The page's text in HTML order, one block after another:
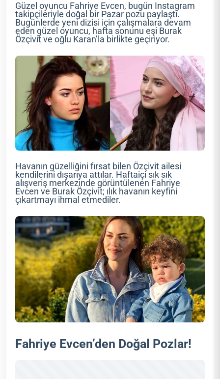
Güzel oyuncu Fahriye Evcen, bugün Instagram
takipçileriyle doğal bir Pazar pozu paylaştı.
Bugünlerde yeni dizisi için çalışmalara devam
eden güzel oyuncu, hafta sonunu eşi Burak
Özçivit ve oğlu Karan’la birlikte geçiriyor.
Havanın güzelliğini fırsat bilen Özçivit ailesi
kendilerini dışarıya attılar. Haftaiçi sık sık
alışveriş merkezinde görüntülenen Fahriye
Evcen ve Burak Özçivit; ılık havanın keyfini
çıkartmayı ihmal etmediler.
Fahriye Evcen’den Doğal Pozlar!